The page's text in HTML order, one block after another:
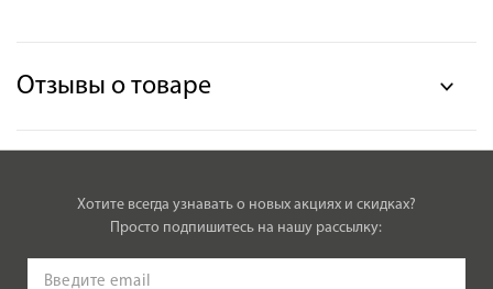
Отзывы о товаре
Хотите всегда узнавать о новых акциях и скидках?
Просто подпишитесь на нашу рассылку: